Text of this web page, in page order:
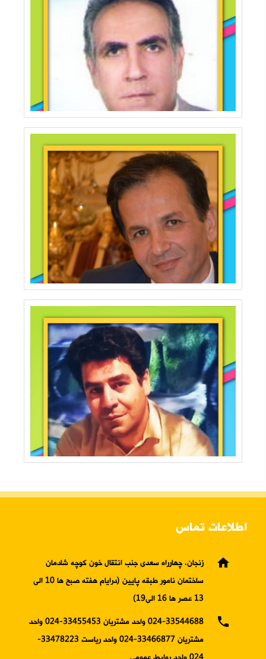
اطلاعات تماس
home
زنجان، چهارراه سعدی جنب انتقال خون کوچه شادمان
ساختمان نامور طبقه پایین (درایام هفته صبح ها 10 الی
13 عصر ها 16 الی19)
phone
024-33544688 واحد مشتریان 33455453-024 واحد
مشتریان 33466877-024 واحد ریاست 33478223-